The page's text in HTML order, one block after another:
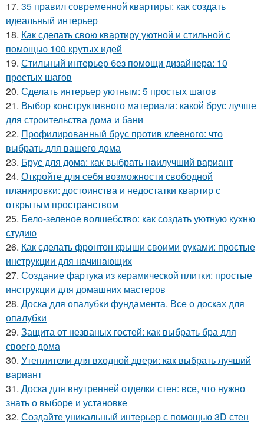
17. 35 правил современной квартиры: как создать
идеальный интерьер
18. Как сделать свою квартиру уютной и стильной с
помощью 100 крутых идей
19. Стильный интерьер без помощи дизайнера: 10
простых шагов
20. Сделать интерьер уютным: 5 простых шагов
21. Выбор конструктивного материала: какой брус лучше
для строительства дома и бани
22. Профилированный брус против клееного: что
выбрать для вашего дома
23. Брус для дома: как выбрать наилучший вариант
24. Откройте для себя возможности свободной
планировки: достоинства и недостатки квартир с
открытым пространством
25. Бело-зеленое волшебство: как создать уютную кухню
студию
26. Как сделать фронтон крыши своими руками: простые
инструкции для начинающих
27. Создание фартука из керамической плитки: простые
инструкции для домашних мастеров
28. Доска для опалубки фундамента. Все о досках для
опалубки
29. Защита от незваных гостей: как выбрать бра для
своего дома
30. Утеплители для входной двери: как выбрать лучший
вариант
31. Доска для внутренней отделки стен: все, что нужно
знать о выборе и установке
32. Создайте уникальный интерьер с помощью 3D стен